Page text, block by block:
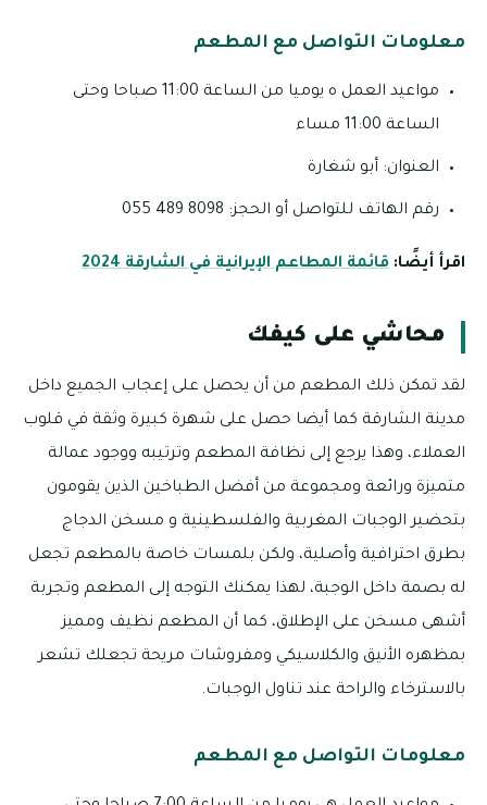
معلومات التواصل مع المطعم
مواعيد العمل ه يوميا من الساعة 11:00 صباحا وحتى
الساعة 11:00 مساء
العنوان: أبو شغارة
رقم الهاتف للتواصل أو الحجز: 8098 489 055
اقرأ أيضًا: قائمة المطاعم الإيرانية في الشارقة 2024
محاشي على كيفك
لقد تمكن ذلك المطعم من أن يحصل على إعجاب الجميع داخل
مدينة الشارقة كما أيضا حصل على شهرة كبيرة وثقة في قلوب
العملاء، وهذا يرجع إلى نظافة المطعم وترتيبه ووجود عمالة
متميزة ورائعة ومجموعة من أفضل الطباخين الذين يقومون
بتحضير الوجبات المغربية والفلسطينية و مسخن الدجاج
بطرق احترافية وأصلية، ولكن بلمسات خاصة بالمطعم تجعل
له بصمة داخل الوجبة، لهذا يمكنك التوجه إلى المطعم وتجربة
أشهى مسخن على الإطلاق، كما أن المطعم نظيف ومميز
بمظهره الأنيق والكلاسيكي ومفروشات مريحة تجعلك تشعر
بالاسترخاء والراحة عند تناول الوجبات.
معلومات التواصل مع المطعم